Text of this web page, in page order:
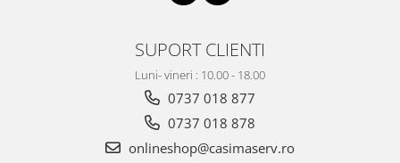
SUPORT CLIENTI
Luni- vineri : 10.00 - 18.00
0737 018 877
0737 018 878
onlineshop@casimaserv.ro